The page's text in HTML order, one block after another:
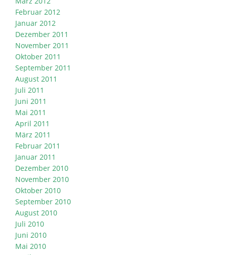
Februar 2012
Januar 2012
Dezember 2011
November 2011
Oktober 2011
September 2011
August 2011
Juli 2011
Juni 2011
Mai 2011
April 2011
März 2011
Februar 2011
Januar 2011
Dezember 2010
November 2010
Oktober 2010
September 2010
August 2010
Juli 2010
Juni 2010
Mai 2010